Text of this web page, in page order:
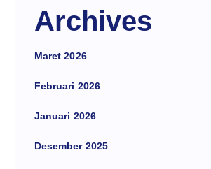
Archives
Maret 2026
Februari 2026
Januari 2026
Desember 2025